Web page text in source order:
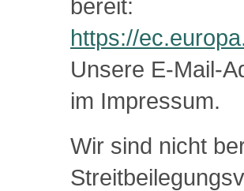
bereit:
https://
Unsere E-Mail-
im Impressum.
Wir sind nicht